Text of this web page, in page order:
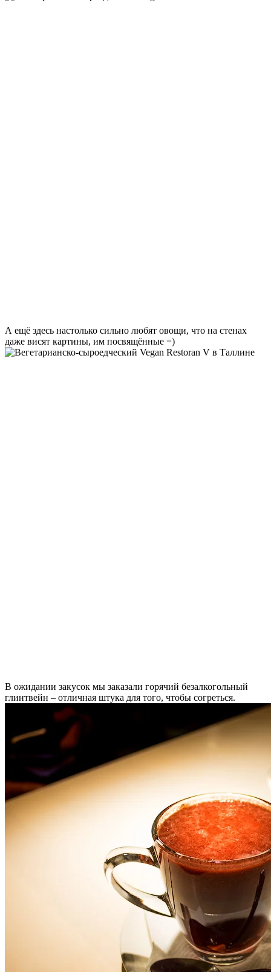
А ещё здесь настолько сильно любят овощи, что на стенах
даже висят картины, им посвящённые =)
В ожидании закусок мы заказали горячий безалкогольный
глинтвейн – отличная штука для того, чтобы согреться.